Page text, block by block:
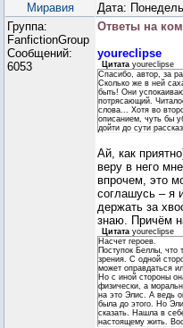
Миравия Дата:
Группа:
FanfictionGroup
Сообщений:
6053
Ответы на
youreclipse
Цитата youreclipse
Спасибо, автор, за
Сколько же в ней
быть! Они
потрясающий.
слова... Хотя во
описанием, чуть бы
дойти до сути
Ай, как
веру в него
впрочем, это
соглашусь – я
держать за
знаю. Причём
Цитата youreclipse
Насчет героев.
Поступок Беллы, что
зрения. С одной
может оправдаться
Но с иной стороны
физически, а
на это Элис. А ведь
была до этого. Но
сказать. Нашла в
настоящему жить.